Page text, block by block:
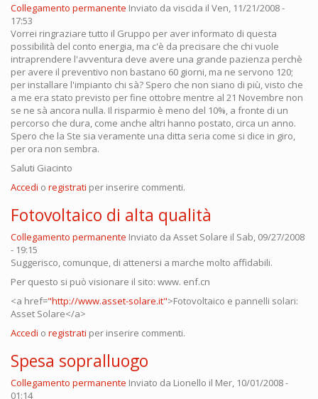
Collegamento permanente Inviato da viscida il Ven, 11/21/2008 -
17:53
Vorrei ringraziare tutto il Gruppo per aver informato di questa
possibilità del conto energia, ma c'è da precisare che chi vuole
intraprendere l'avventura deve avere una grande pazienza perchè
per avere il preventivo non bastano 60 giorni, ma ne servono 120;
per installare l'impianto chi sà? Spero che non siano di più, visto che
a me era stato previsto per fine ottobre mentre al 21 Novembre non
se ne sà ancora nulla. Il risparmio è meno del 10%, a fronte di un
percorso che dura, come anche altri hanno postato, circa un anno.
Spero che la Ste sia veramente una ditta seria come si dice in giro,
per ora non sembra.
Saluti Giacinto
Accedi o registrati per inserire commenti.
Fotovoltaico di alta qualità
Collegamento permanente Inviato da Asset Solare il Sab, 09/27/2008
- 19:15
Suggerisco, comunque, di attenersi a marche molto affidabili.
Per questo si può visionare il sito: www. enf.cn
<a href="http://www.asset-solare.it">Fotovoltaico e pannelli solari:
Asset Solare</a>
Accedi o registrati per inserire commenti.
Spesa sopralluogo
Collegamento permanente Inviato da Lionello il Mer, 10/01/2008 -
01:14